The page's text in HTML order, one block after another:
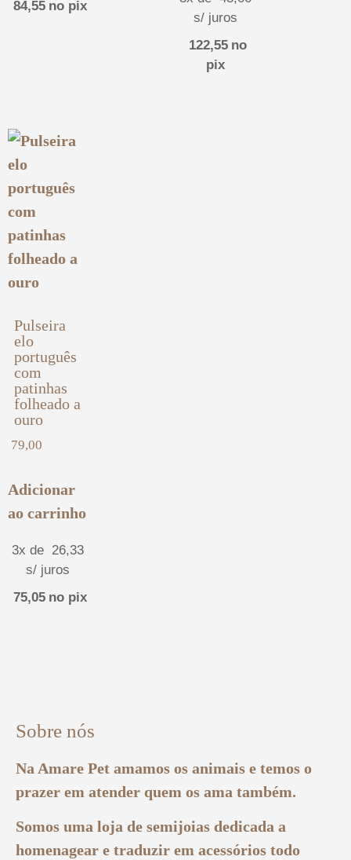
84,55 no pix
s/ juros
122,55 no
pix
Pulseira
elo
português
com
patinhas
folheado a
ouro
79,00
Adicionar
ao carrinho
3x de 26,33
s/ juros
75,05 no pix
Sobre nós
Na Amare Pet amamos os animais e temos o
prazer em atender quem os ama também.
Somos uma loja de semijoias dedicada a
homenagear e traduzir em acessórios todo